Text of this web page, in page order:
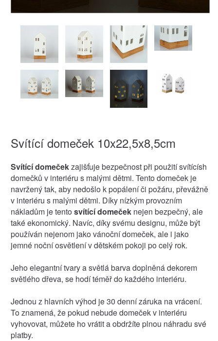
Svítící domeček 10x22,5x8,5cm
Svítící domečekzajišťuje bezpečnost při použití svítícísh
domečků v interiéru s malými dětmi. Tento domeček je
navržený tak, aby nedošlo k popálení či požáru, převážně
v interiéru s malými dětmi. Díky nízkým provozním
nákladům je tento svítící domečeknejen bezpečný, ale
také ekonomický. Navíc, díky svému designu, může být
používán nejenom jako vánoční domeček, ale i jako
jemné noční osvětlení v dětském pokoji po celý rok.
Jeho elegantní tvary a světlá barva doplněná dekorem
světlého dřeva, se hodí téměř do každého interiéru.
Jednou z hlavních výhod je 30 denní záruka na vrácení.
To znamená, že pokud nebude domeček v interiéru
vyhovovat, můžete ho vrátit a obdržíte plnou náhradu své
platby.